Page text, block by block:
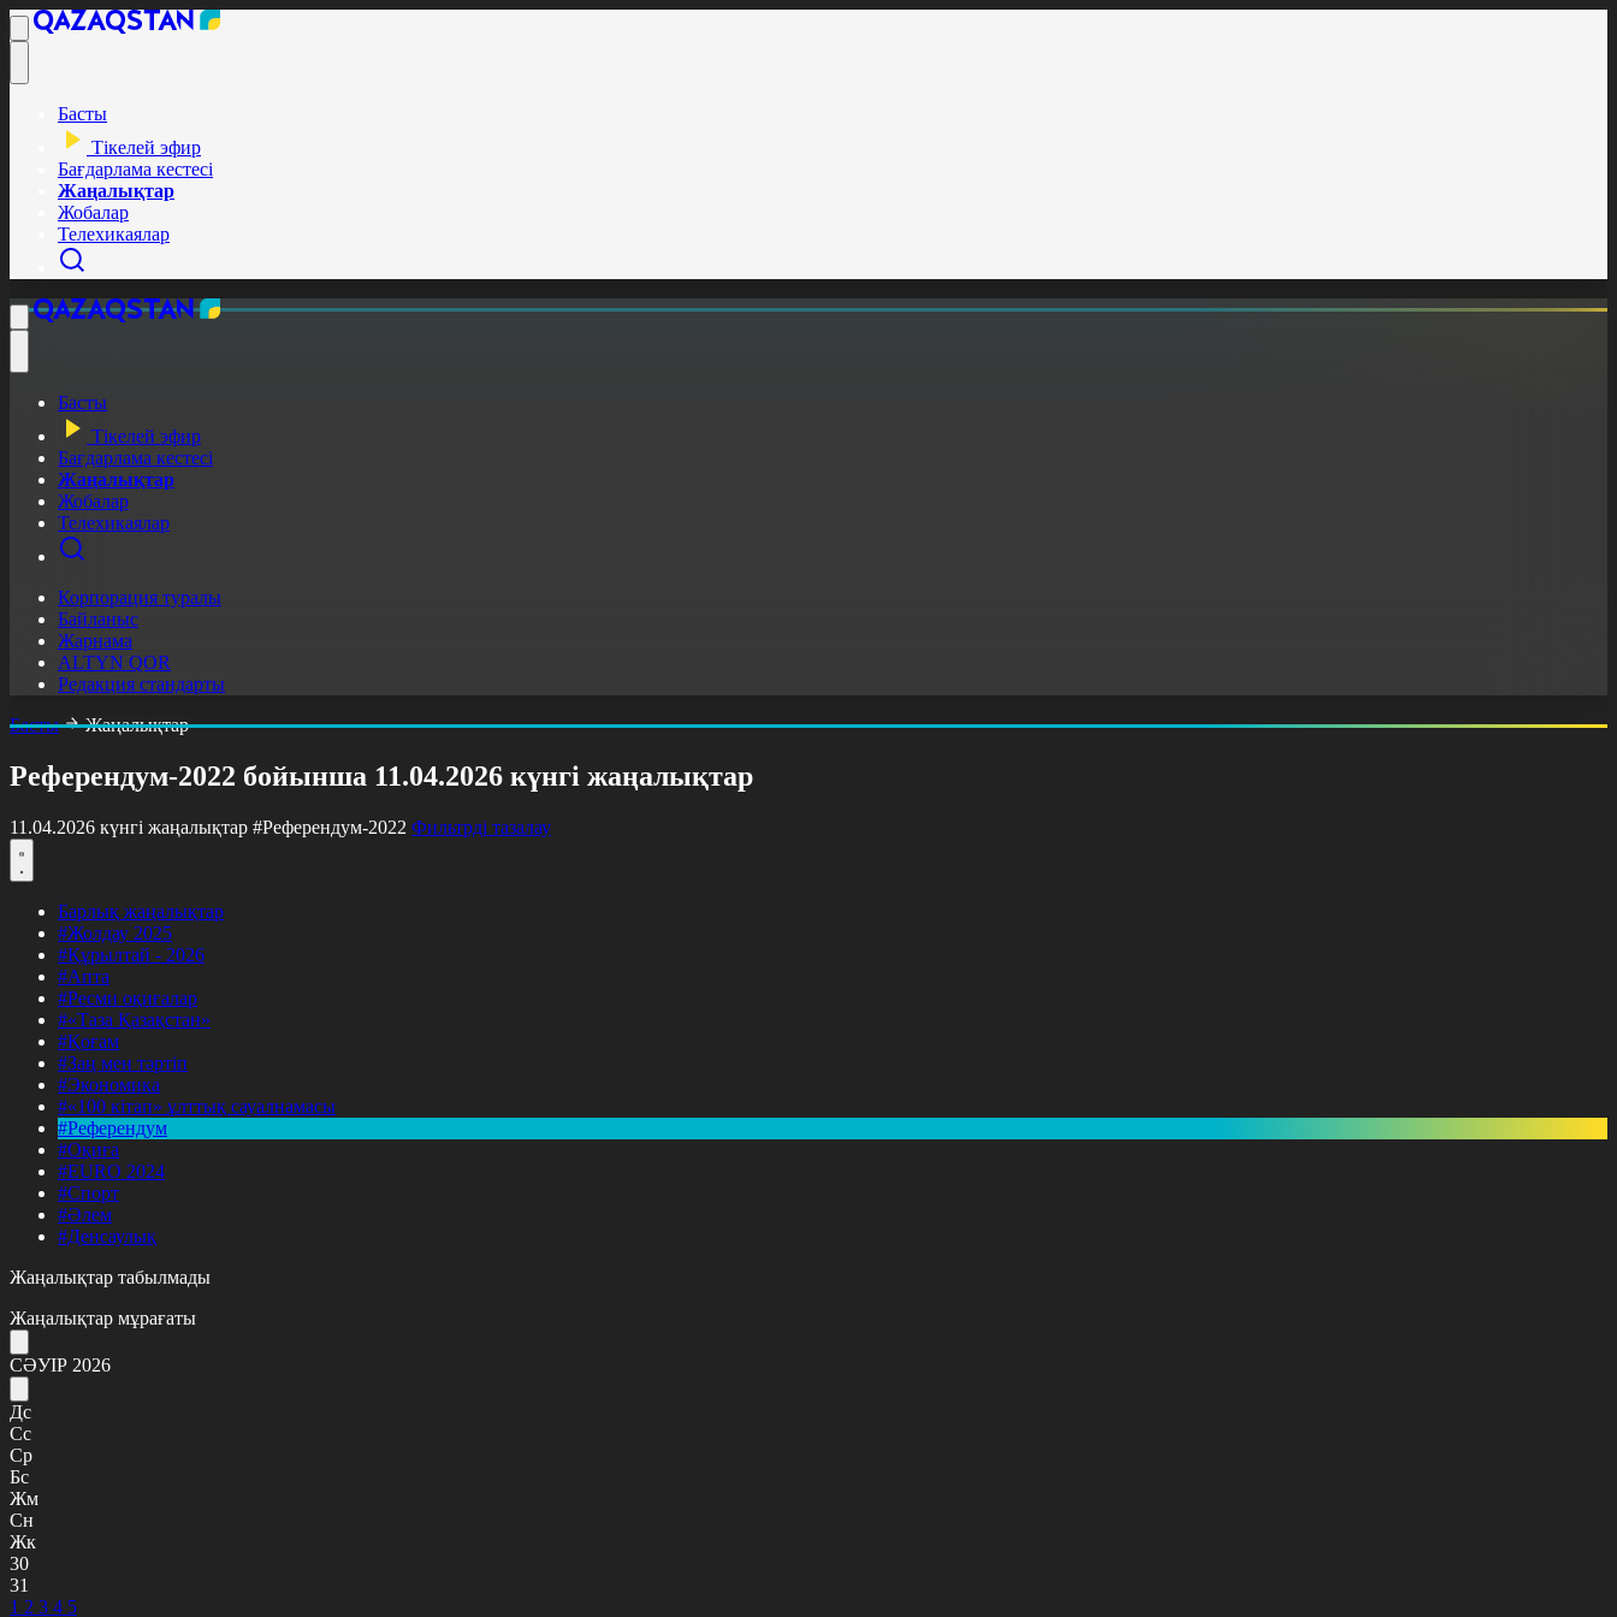
Басты
Тікелей эфир
Бағдарлама кестесі
Жаңалықтар
Жобалар
Телехикаялар
Басты
Тікелей эфир
Бағдарлама кестесі
Жаңалықтар
Жобалар
Телехикаялар
Корпорация туралы
Байланыс
Жарнама
ALTYN QOR
Редакция стандарты
Басты
Жаңалықтар
Референдум-2022 бойынша 11.04.2026 күнгі жаңалықтар
11.04.2026 күнгі жаңалықтар #Референдум-2022 Фильтрді тазалау
Барлық жаңалықтар
#Жолдау 2025
#Құрылтай - 2026
#Апта
#Ресми оқиғалар
#«Таза Қазақстан»
#Қоғам
#Заң мен тәртіп
#Экономика
#«100 кітап» ұлттық сауалнамасы
#Референдум
#Оқиға
#EURO 2024
#Спорт
#Әлем
#Денсаулық
Жаңалықтар табылмады
Жаңалықтар мұрағаты
СӘУІР 2026
Дс
Сс
Ср
Бс
Жм
Сн
Жк
30
31
1 2 3 4 5